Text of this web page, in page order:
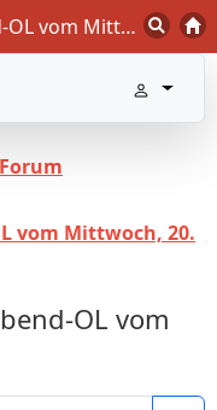
Zürcher Unterländer Abend-OL vom Mittwoch, 20. Juni - Swiss-Orienteering Forum
vom Mittwoch, 20.
OL vom